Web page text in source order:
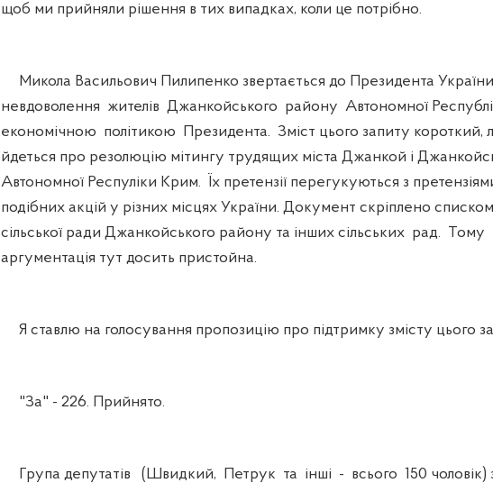
щоб ми прийняли рішення в тих випадках, коли це потрібно.
Микола Васильович Пилипенко звертається до Президента
невдоволення жителів Джанкойського району Автономної
економічною політикою Президента. Зміст цього запиту короткий,
йдеться про резолюцію мітингу трудящих міста Джанкой і
Автономної Респуліки Крим. Їх претензії перегукуються з
подібних акцій у різних місцях України. Документ скріплено
сільської ради Джанкойського району та інших сільських рад.
аргументація тут досить пристойна.
Я ставлю на голосування пропозицію про підтримку змісту цього
"За" - 226. Прийнято.
Група депутатів (Швидкий, Петрук та інші - всього 150 чоловік)